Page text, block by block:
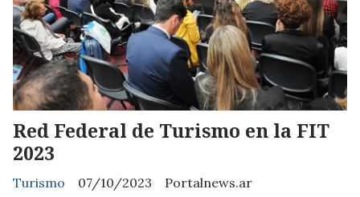
Red Federal de Turismo en la FIT
2023
Portalnews.ar
Turismo
07/10/2023